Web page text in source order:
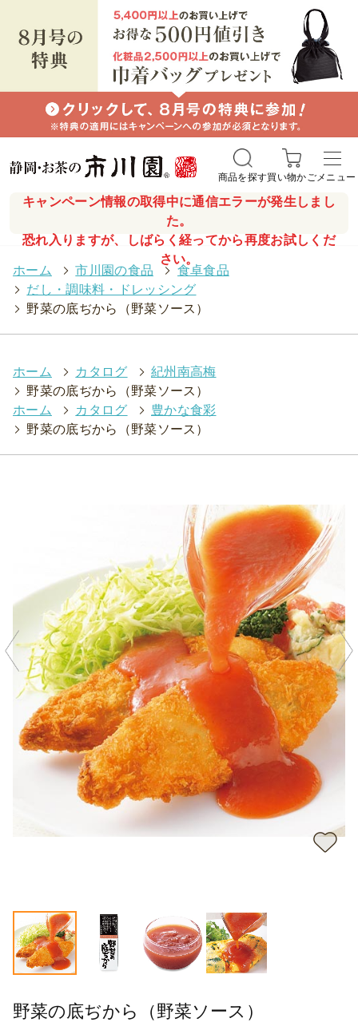
キャンペーン情報の取得中に通信エラーが発生しまし
た。
恐れ入りますが、しばらく経ってから再度お試しくだ
さい。
商品を探す買い物かごメニュー
ホーム > 市川園の食品 > 食卓食品
> だし・調味料・ドレッシング
> 野菜の底ぢから（野菜ソース）
ホーム > カタログ > 紀州南高梅
> 野菜の底ぢから（野菜ソース）
ホーム
> カタログ > 豊かな食彩
> 野菜の底ぢから（野菜ソース）
野菜の底ぢから（野菜ソース）